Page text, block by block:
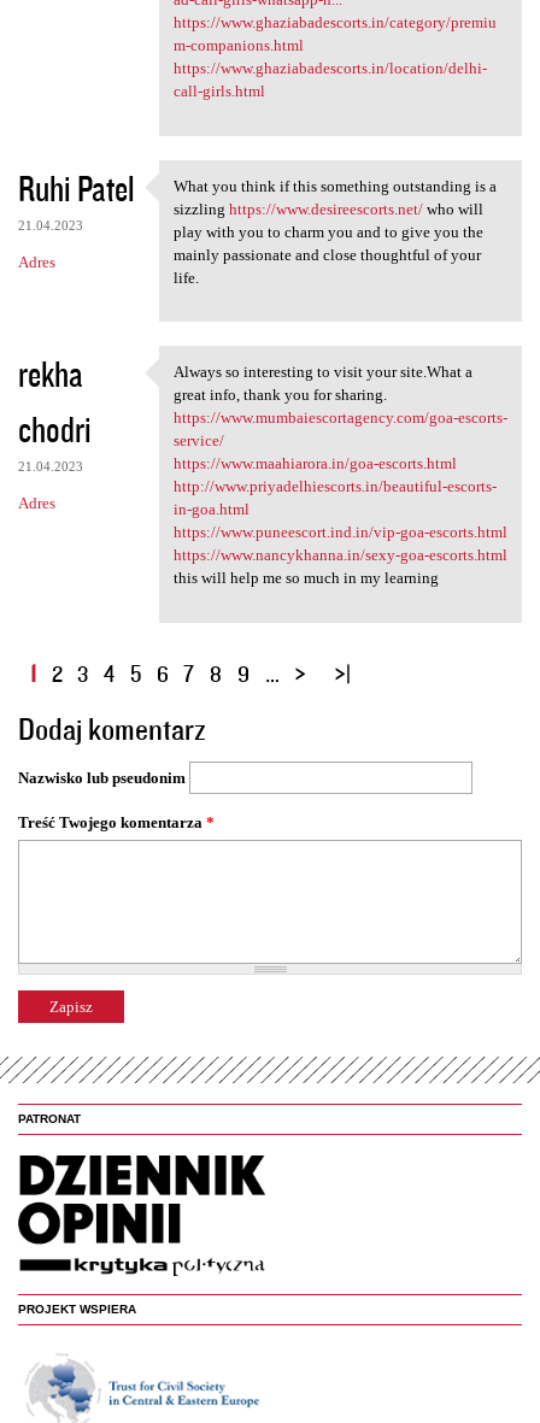
https://www.ghaziabadescorts.in/category/premiu
m-companions.html
https://www.ghaziabadescorts.in/location/delhi-
call-girls.html
Ruhi Patel
21.04.2023
Adres
What you think if this
What you think if this something outstanding is a
sizzling https://www.desireescorts.net/who will
play with you to charm you and to give you the
mainly passionate and close thoughtful of your
life.
rekha
chodri
21.04.2023
Adres
Always so interesting to
Always so interesting to visit your site.What a
great info, thank you for sharing.
https://www.mumbaiescortagency.com/goa-escorts-
service/
https://www.maahiarora.in/goa-escorts.html
http://www.priyadelhiescorts.in/beautiful-escorts-
in-goa.html
https://www.puneescort.ind.in/vip-goa-escorts.html
https://www.nancykhanna.in/sexy-goa-escorts.html
this will help me so much in my learning
S
r
o
n
y
1 2 3 4 5 6 7 8 9 …
Dodaj komentarz
Nazwisko lub pseudonim
Treść Twojego komentarza *
PATRONAT
PROJEKT WSPIERA